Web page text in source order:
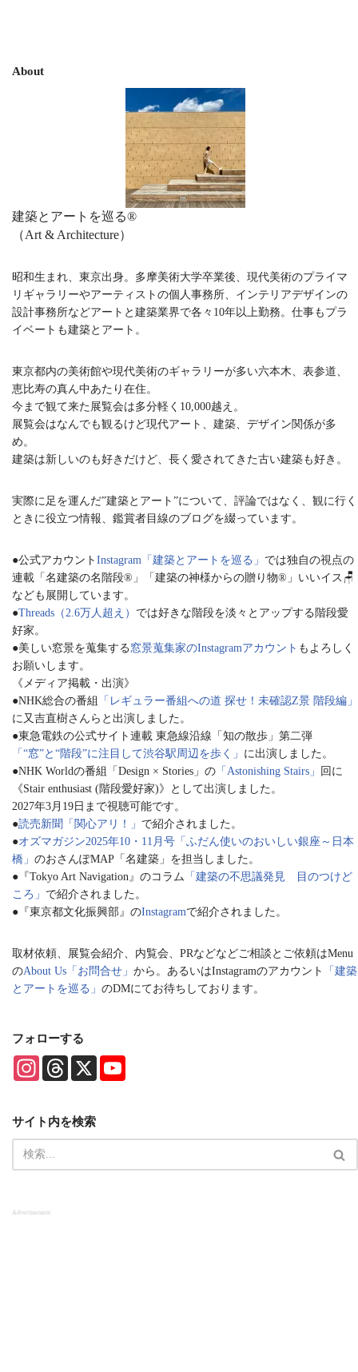
About
建築とアートを巡る®︎
（Art & Architecture）
昭和生まれ、東京出身。多摩美術大学卒業後、現代美術のプライマ
リギャラリーやアーティストの個人事務所、インテリアデザインの
設計事務所などアートと建築業界で各々10年以上勤務。仕事もプラ
イベートも建築とアート。
東京都内の美術館や現代美術のギャラリーが多い六本木、表参道、
恵比寿の真ん中あたり在住。
今まで観て来た展覧会は多分軽く10,000越え。
展覧会はなんでも観るけど現代アート、建築、デザイン関係が多
め。
建築は新しいのも好きだけど、長く愛されてきた古い建築も好き。
実際に足を運んだ”建築とアート”について、評論ではなく、観に行く
ときに役立つ情報、鑑賞者目線のブログを綴っています。
●公式アカウント Instagram「建築とアートを巡る」 では独自の視点の
連載「名建築の名階段®︎」「建築の神様からの贈り物®︎」いいイス🪑
なども展開しています。
●Threads（2.6万人超え） では好きな階段を淡々とアップする階段愛
好家。
●美しい窓景を蒐集する 窓景蒐集家のInstagramアカウント もよろしく
お願いします。
《メディア掲載・出演》
●NHK総合の番組
「レギュラー番組への道 探せ！未確認Z景 階段編」
に又吉直樹さんらと出演しました。
●東急電鉄の公式サイト連載 東急線沿線「知の散歩」第二弾
「“窓”と“階段”に注目して渋谷駅周辺を歩く」 に出演しました。
●NHK Worldの番組「Design × Stories」の 「Astonishing Stairs」
回に
《Stair enthusiast (階段愛好家)》として出演しました。
2027年3月19日まで視聴可能です。
●読売新聞「関心アリ！」 で紹介されました。
●オズマガジン2025年10・11月号「ふだん使いのおいしい銀座～日本
橋」 のおさんぽMAP「名建築」を担当しました。
●『Tokyo Art Navigation』のコラム 「建築の不思議発見 目のつけど
ころ」 で紹介されました。
●『東京都文化振興部』のInstagramで紹介されました。
取材依頼、展覧会紹介、内覧会、PRなどなどご相談とご依頼はMenu
のAbout Us「お問合せ」 から。あるいはInstagramのアカウント
「建築
とアートを巡る」 のDMにてお待ちしております。
フォローする
I
g
r
a
T
d
s
X
e
サイト内を検索
Advertisement